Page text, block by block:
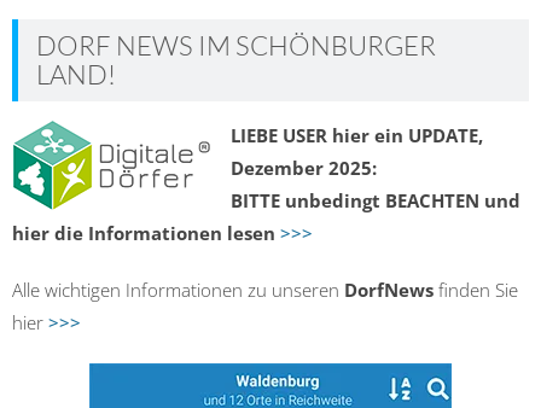
DORF NEWS IM SCHÖNBURGER
LAND!
LIEBE USER hier ein UPDATE,
Dezember 2025:
BITTE unbedingt BEACHTEN und
hier die Informationen lesen >>>
Alle wichtigen Informationen zu unseren DorfNews finden Sie
hier >>>